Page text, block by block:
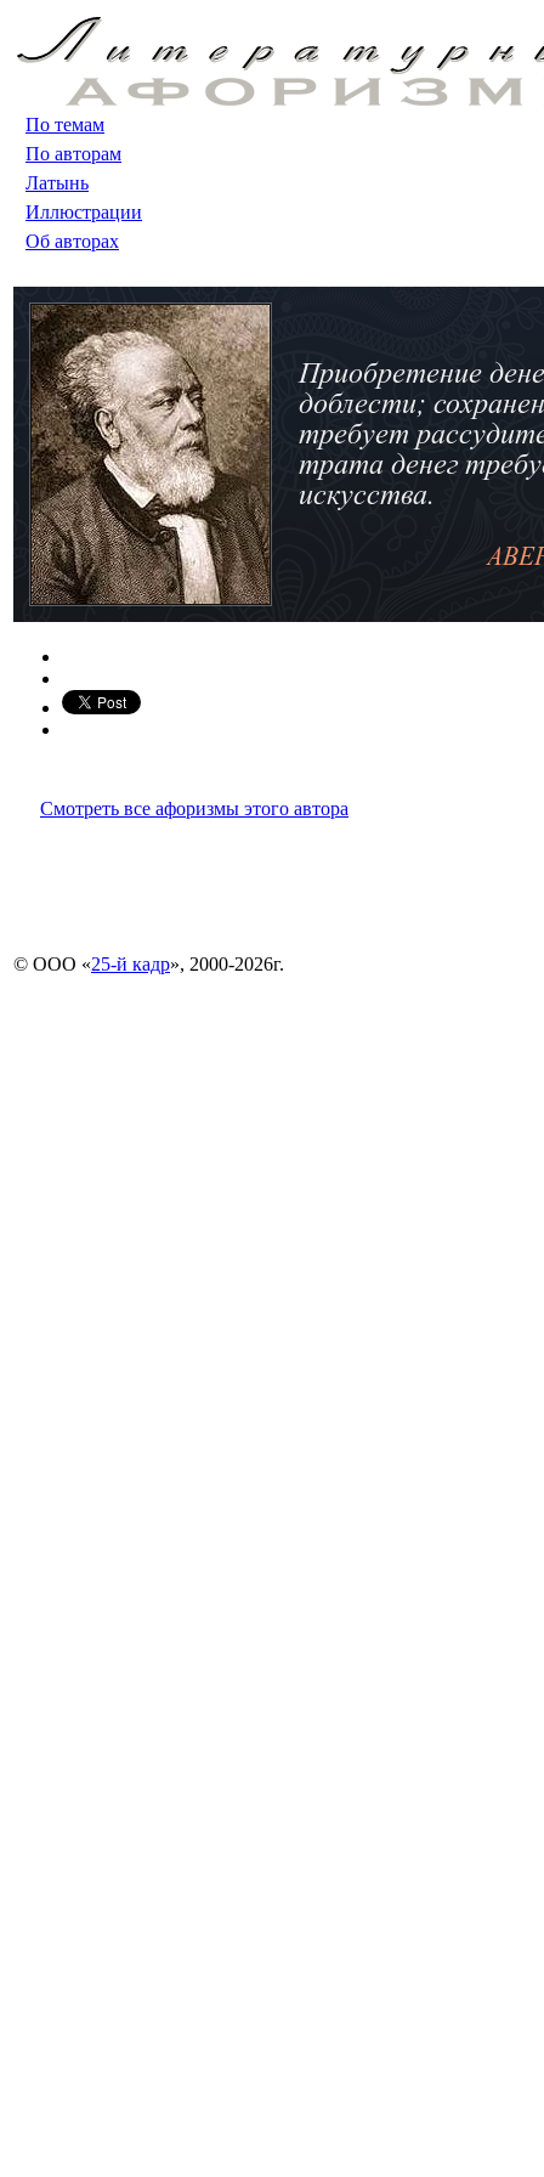
По темам
По авторам
Латынь
Иллюстрации
Об авторах
Смотреть все афоризмы этого автора
© ООО «25-й кадр», 2000-2026г.